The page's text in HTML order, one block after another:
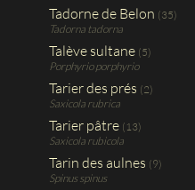
Tadorne de Belon (35)
Tadorna tadorna
Talève sultane (5)
Porphyrio porphyrio
Tarier des prés (2)
Saxicola rubrica
Tarier pâtre (13)
Saxicola rubicola
Tarin des aulnes (9)
Spinus spinus